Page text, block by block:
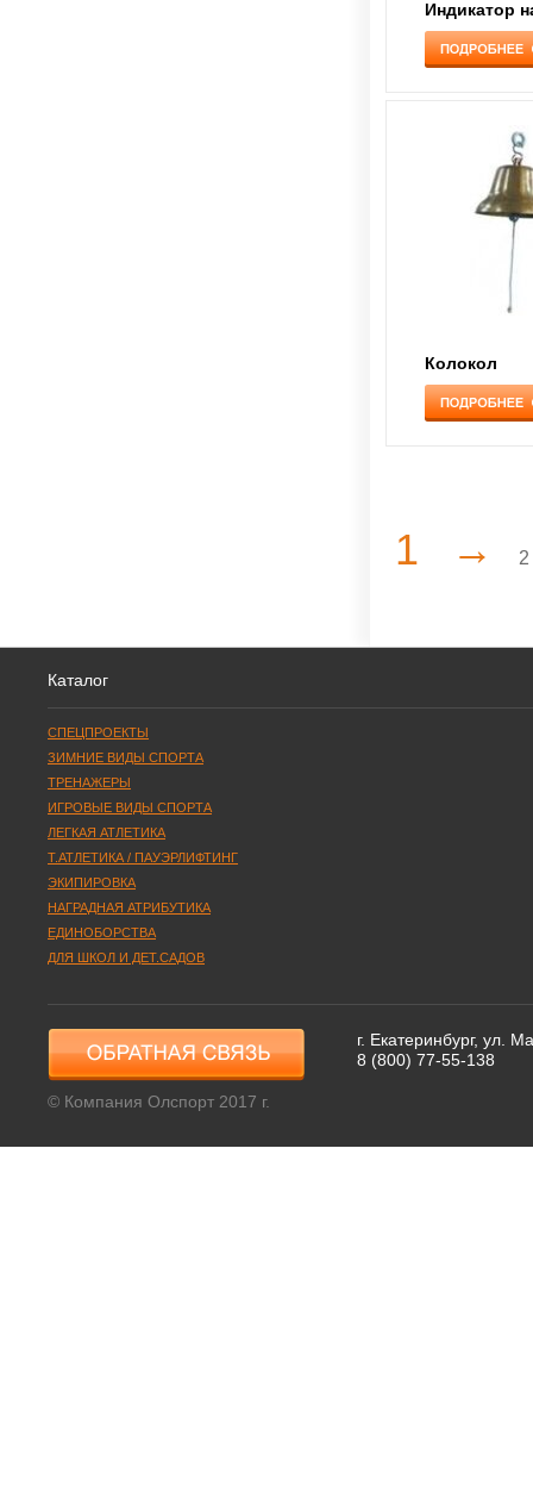
Колокол
1 → 2
Каталог
СПЕЦПРОЕКТЫ
ЗИМНИЕ ВИДЫ СПОРТА
ТРЕНАЖЕРЫ
ИГРОВЫЕ ВИДЫ СПОРТА
ЛЕГКАЯ АТЛЕТИКА
Т.АТЛЕТИКА / ПАУЭРЛИФТИНГ
ЭКИПИРОВКА
НАГРАДНАЯ АТРИБУТИКА
ЕДИНОБОРСТВА
ДЛЯ ШКОЛ И ДЕТ.САДОВ
© Компания Олспорт 2017 г.
г. Екатеринбург, ул.
8 (800) 77-55-138